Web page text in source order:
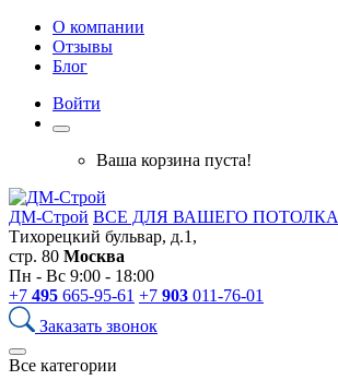
О компании
Отзывы
Блог
Войти
Ваша корзина пуста!
ДМ-Строй ВСЕ ДЛЯ ВАШЕГО ПОТОЛКА
Тихорецкий бульвар, д.1,
стр. 80 Москва
Пн - Вс 9:00 - 18:00
+7 495 665-95-61 +7 903 011-76-01
Заказать звонок
Все категории